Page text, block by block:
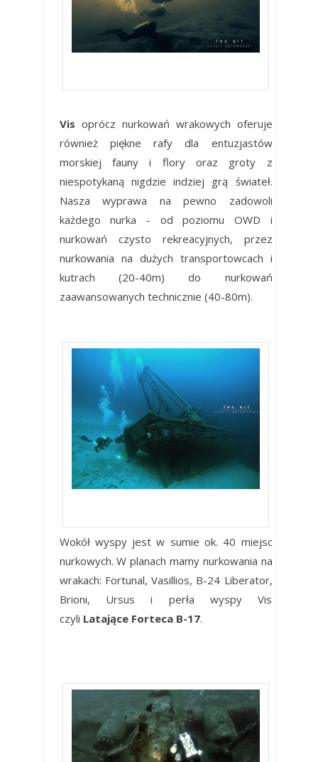
Vis oprócz nurkowań wrakowych oferuje
również piękne rafy dla entuzjastów
morskiej fauny i flory oraz groty z
niespotykaną nigdzie indziej grą świateł.
Nasza wyprawa na pewno zadowoli
każdego nurka - od poziomu OWD i
nurkowań czysto rekreacyjnych, przez
nurkowania na dużych transportowcach i
kutrach (20-40m) do nurkowań
zaawansowanych technicznie (40-80m).
Wokół wyspy jest w sumie ok. 40 miejsc
nurkowych. W planach mamy nurkowania na
wrakach: Fortunal, Vasillios, B-24 Liberator,
Brioni, Ursus i perła wyspy Vis
czyli Latające Forteca B-17.